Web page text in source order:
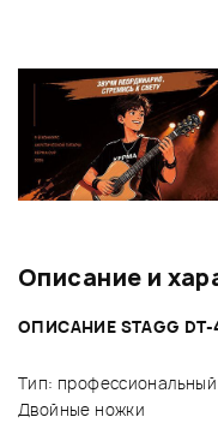
Описание и
ОПИСАНИЕ STAGG DT-
Тип:
Двойные ножки